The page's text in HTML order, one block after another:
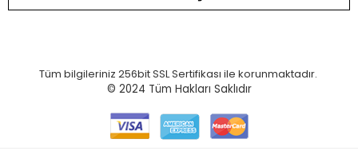
Tüm bilgileriniz 256bit SSL Sertifikası ile korunmaktadır.
© 2024 Tüm Hakları Saklıdır